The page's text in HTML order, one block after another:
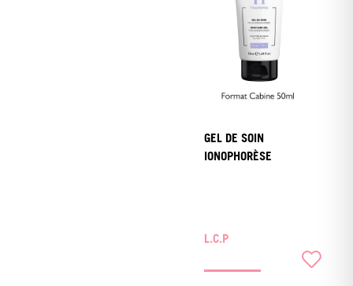
GEL DE SOIN
IONOPHORÈSE
L.C.P